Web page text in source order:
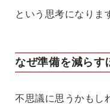
という思考になりま
なぜ準備を減らす
不思議に思うかもし